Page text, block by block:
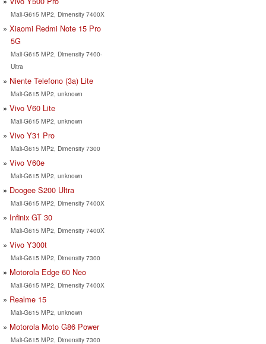
Mali-G615 MP2, Dimensity 7400X
Xiaomi Redmi Note 15 Pro
5G
Mali-G615 MP2, Dimensity 7400-
Ultra
Niente Telefono (3a) Lite
Mali-G615 MP2, unknown
Vivo V60 Lite
Mali-G615 MP2, unknown
Vivo Y31 Pro
Mali-G615 MP2, Dimensity 7300
Vivo V60e
Mali-G615 MP2, unknown
Doogee S200 Ultra
Mali-G615 MP2, Dimensity 7400X
Infinix GT 30
Mali-G615 MP2, Dimensity 7400X
Vivo Y300t
Mali-G615 MP2, Dimensity 7300
Motorola Edge 60 Neo
Mali-G615 MP2, Dimensity 7400X
Realme 15
Mali-G615 MP2, unknown
Motorola Moto G86 Power
Mali-G615 MP2, Dimensity 7300